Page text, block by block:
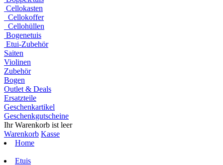
Cellokasten
Cellokoffer
Cellohüllen
Bogenetuis
Etui-Zubehör
Saiten
Violinen
Zubehör
Bogen
Outlet & Deals
Ersatzteile
Geschenkartikel
Geschenkgutscheine
Ihr Warenkorb ist leer
Warenkorb Kasse
Home
Etuis